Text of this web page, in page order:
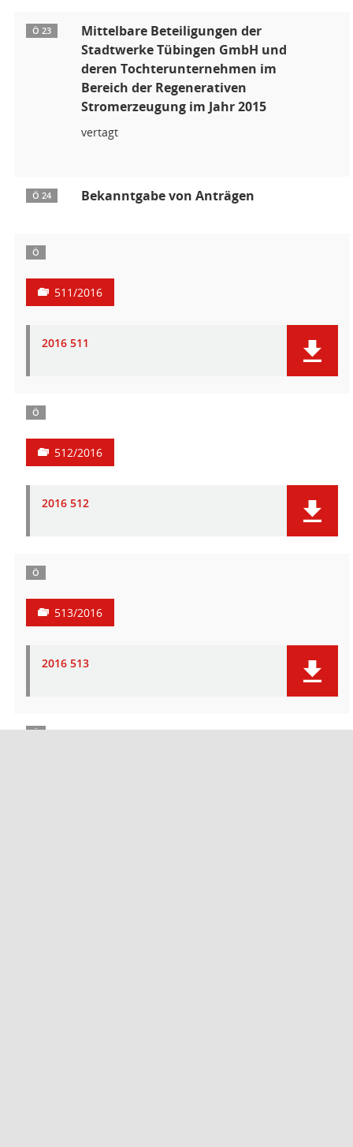
Ö 23
Mittelbare Beteiligungen der
Stadtwerke Tübingen GmbH und
deren Tochterunternehmen im
Bereich der Regenerativen
Stromerzeugung im Jahr 2015
vertagt
Ö 24 Bekanntgabe von Anträgen
Ö
511/2016
2016 511
Ö
512/2016
2016 512
Ö
513/2016
2016 513
Ö